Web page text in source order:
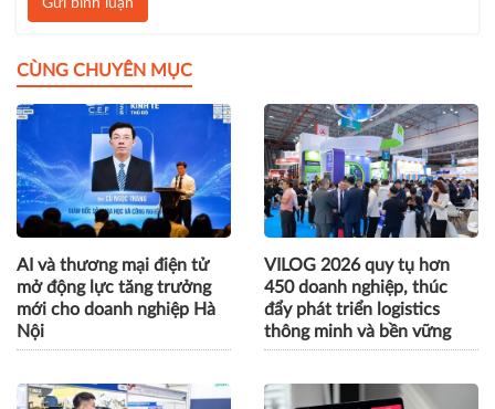
CÙNG CHUYÊN MỤC
AI và thương mại điện tử
mở động lực tăng trưởng
mới cho doanh nghiệp Hà
Nội
VILOG 2026 quy tụ hơn
450 doanh nghiệp, thúc
đẩy phát triển logistics
thông minh và bền vững